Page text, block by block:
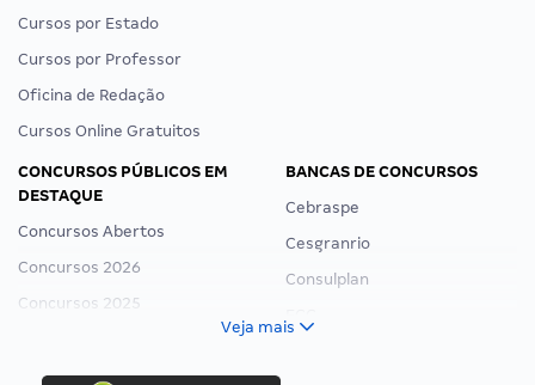
Cursos por Estado
Cursos por Professor
Oficina de Redação
Cursos Online Gratuitos
CONCURSOS PÚBLICOS EM
DESTAQUE
Concursos Abertos
Concursos 2026
Concursos 2025
Concurso Ibama
BANCAS DE CONCURSOS
Cebraspe
Cesgranrio
Consulplan
Veja mais